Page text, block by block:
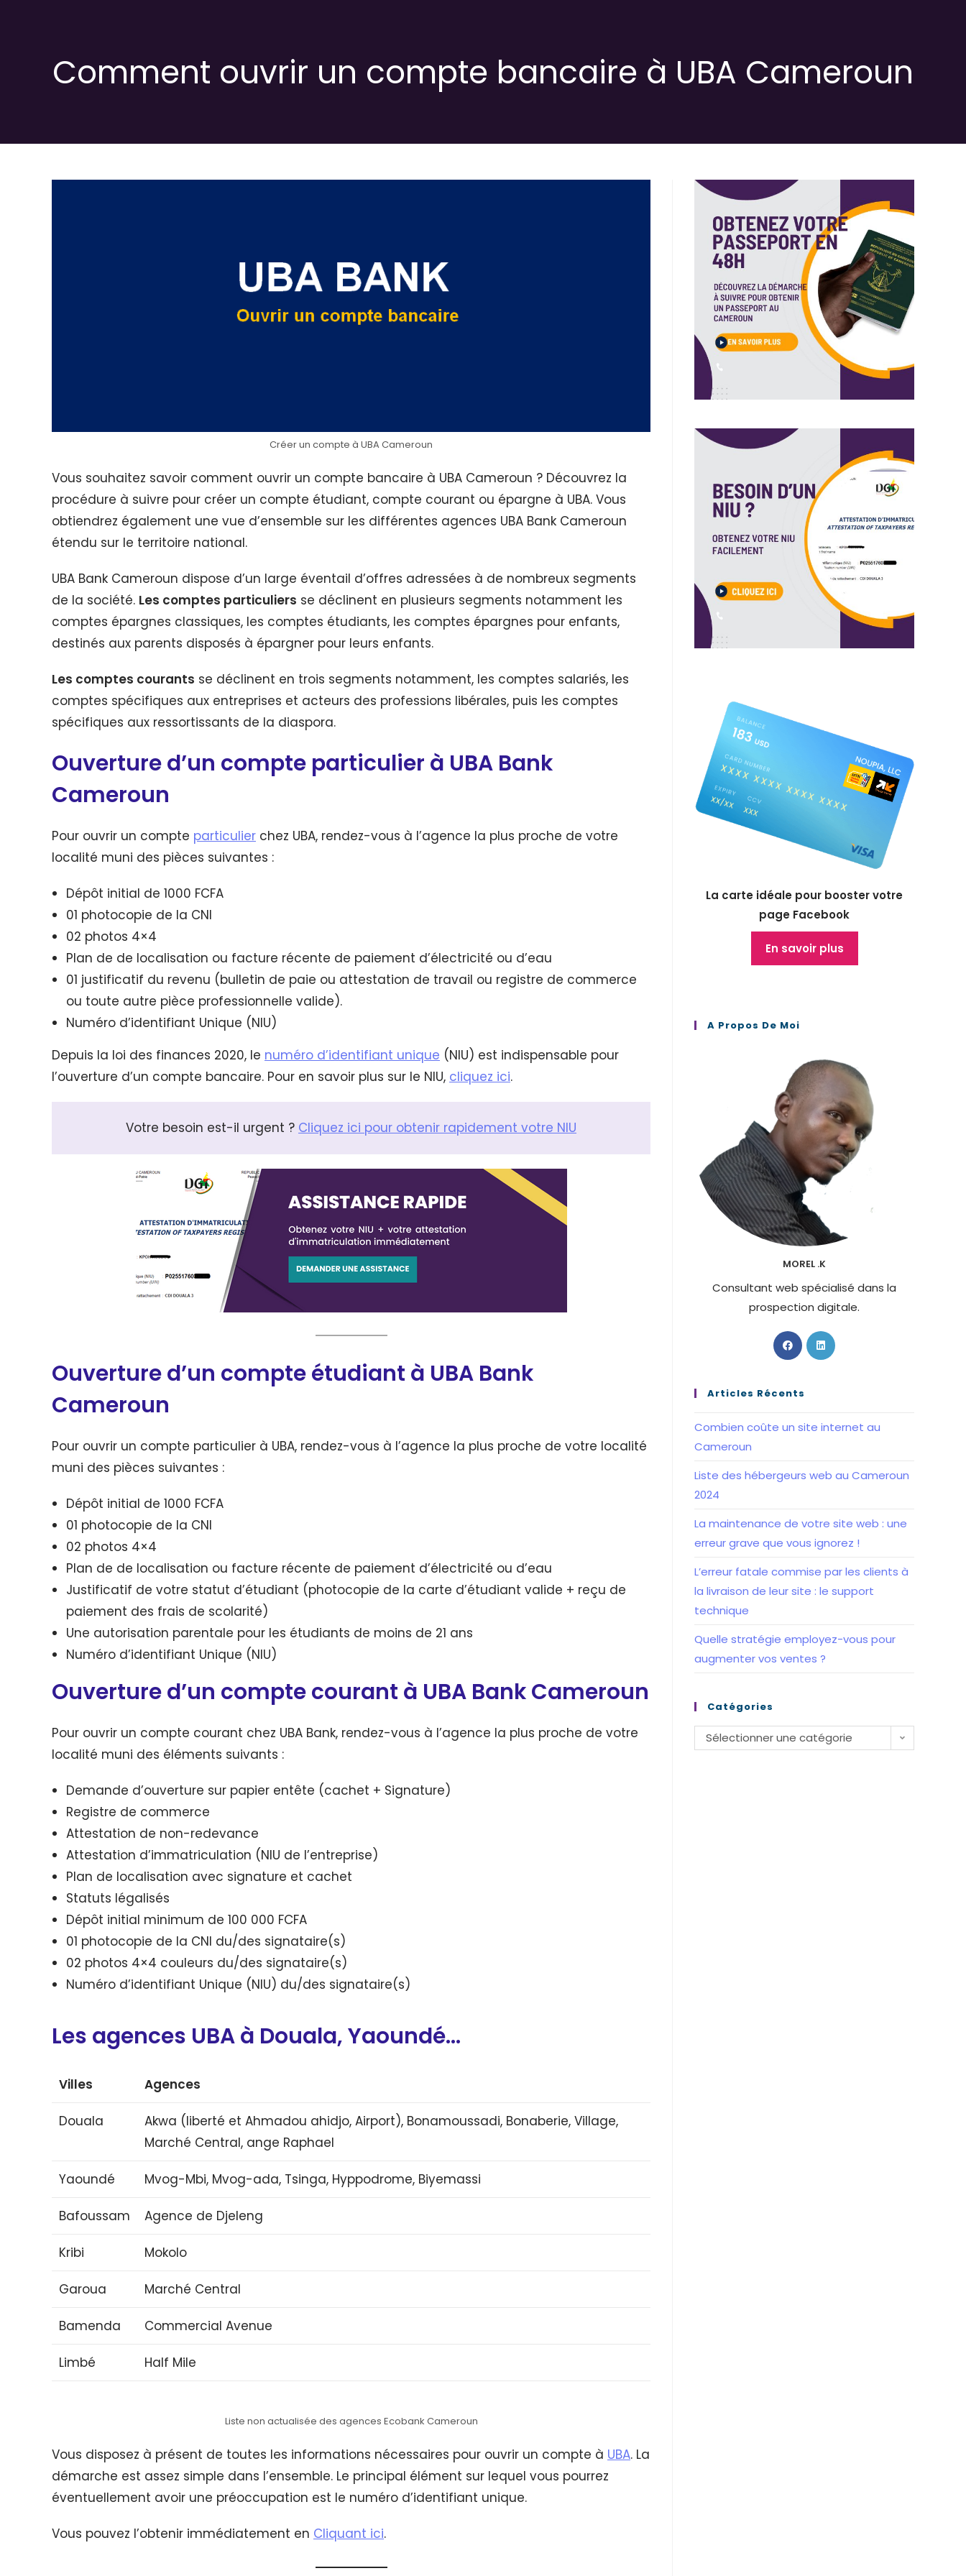
Comment ouvrir un compte bancaire à UBA Cameroun
Créer un compte à UBA Cameroun
Vous souhaitez savoir comment ouvrir un compte bancaire à UBA Cameroun ? Découvrez la
procédure à suivre pour créer un compte étudiant, compte courant ou épargne à UBA. Vous
obtiendrez également une vue d’ensemble sur les différentes agences UBA Bank Cameroun
étendu sur le territoire national.
UBA Bank Cameroun dispose d’un large éventail d’offres adressées à de nombreux segments
de la société. Les comptes particuliers se déclinent en plusieurs segments notamment les
comptes épargnes classiques, les comptes étudiants, les comptes épargnes pour enfants,
destinés aux parents disposés à épargner pour leurs enfants.
Les comptes courants se déclinent en trois segments notamment, les comptes salariés, les
comptes spécifiques aux entreprises et acteurs des professions libérales, puis les comptes
spécifiques aux ressortissants de la diaspora.
Ouverture d’un compte particulier à UBA Bank
Cameroun
Pour ouvrir un compte particulier chez UBA, rendez-vous à l’agence la plus proche de votre
localité muni des pièces suivantes :
Dépôt initial de 1000 FCFA
01 photocopie de la CNI
02 photos 4×4
Plan de de localisation ou facture récente de paiement d’électricité ou d’eau
01 justificatif du revenu (bulletin de paie ou attestation de travail ou registre de commerce
ou toute autre pièce professionnelle valide).
Numéro d’identifiant Unique (NIU)
Depuis la loi des finances 2020, le numéro d’identifiant unique (NIU) est indispensable pour
l’ouverture d’un compte bancaire. Pour en savoir plus sur le NIU, cliquez ici.
Votre besoin est-il urgent ? Cliquez ici pour obtenir rapidement votre NIU
Ouverture d’un compte étudiant à UBA Bank
Cameroun
Pour ouvrir un compte particulier à UBA, rendez-vous à l’agence la plus proche de votre localité
muni des pièces suivantes :
Dépôt initial de 1000 FCFA
01 photocopie de la CNI
02 photos 4×4
Plan de de localisation ou facture récente de paiement d’électricité ou d’eau
Justificatif de votre statut d’étudiant (photocopie de la carte d’étudiant valide + reçu de
paiement des frais de scolarité)
Une autorisation parentale pour les étudiants de moins de 21 ans
Numéro d’identifiant Unique (NIU)
Ouverture d’un compte courant à UBA Bank Cameroun
Pour ouvrir un compte courant chez UBA Bank, rendez-vous à l’agence la plus proche de votre
localité muni des éléments suivants :
Demande d’ouverture sur papier entête (cachet + Signature)
Registre de commerce
Attestation de non-redevance
Attestation d’immatriculation (NIU de l’entreprise)
Plan de localisation avec signature et cachet
Statuts légalisés
Dépôt initial minimum de 100 000 FCFA
01 photocopie de la CNI du/des signataire(s)
02 photos 4×4 couleurs du/des signataire(s)
Numéro d’identifiant Unique (NIU) du/des signataire(s)
Les agences UBA à Douala, Yaoundé…
Villes Agences
Douala
Akwa (liberté et Ahmadou ahidjo, Airport), Bonamoussadi, Bonaberie, Village,
Marché Central, ange Raphael
Yaoundé Mvog-Mbi, Mvog-ada, Tsinga, Hyppodrome, Biyemassi
Bafoussam Agence de Djeleng
Kribi Mokolo
Garoua Marché Central
Bamenda Commercial Avenue
Limbé Half Mile
Liste non actualisée des agences Ecobank Cameroun
Vous disposez à présent de toutes les informations nécessaires pour ouvrir un compte à UBA. La
démarche est assez simple dans l’ensemble. Le principal élément sur lequel vous pourrez
éventuellement avoir une préoccupation est le numéro d’identifiant unique.
Vous pouvez l’obtenir immédiatement en Cliquant ici.
La carte idéale pour booster votre
page Facebook
En savoir plus
A Propos De Moi
MOREL .K
Consultant web spécialisé dans la
prospection digitale.
S’ouvre
dans
nouvel
S’ouvre
Articles Récents
Combien coûte un site internet au
Cameroun
Liste des hébergeurs web au Cameroun
2024
La maintenance de votre site web : une
erreur grave que vous ignorez !
L’erreur fatale commise par les clients à
la livraison de leur site : le support
technique
Quelle stratégie employez-vous pour
augmenter vos ventes ?
Catégories
Catégories
Sélectionner une catégorie